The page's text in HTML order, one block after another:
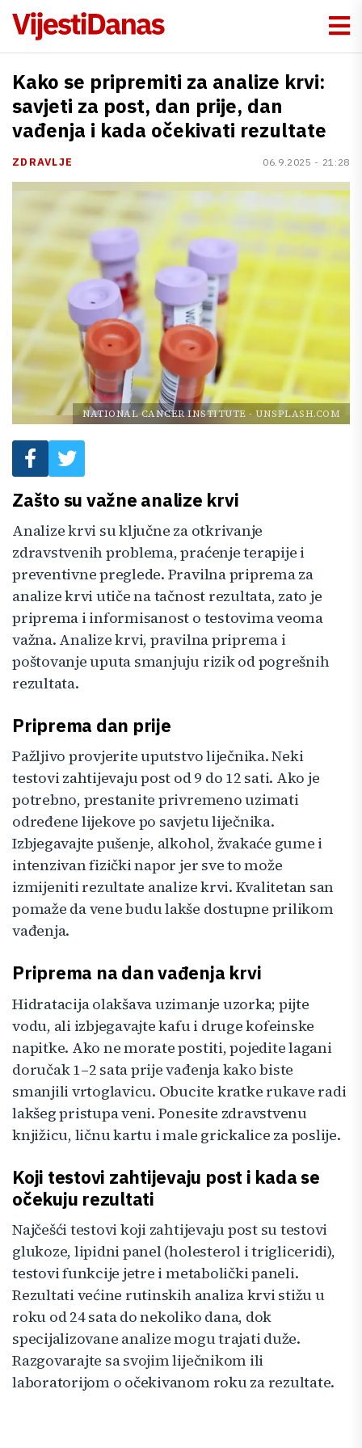
Kako se pripremiti za analize krvi:
savjeti za post, dan prije, dan
vađenja i kada očekivati rezultate
ZDRAVLJE 06.9.2025 - 21:28
NATIONAL CANCER INSTITUTE-UNSPLASH.COM
Zašto su važne analize krvi
Analize krvi su ključne za otkrivanje
zdravstvenih problema, praćenje terapije i
preventivne preglede. Pravilna priprema za
analize krvi utiče na tačnost rezultata, zato je
priprema i informisanost o testovima veoma
važna. Analize krvi, pravilna priprema i
poštovanje uputa smanjuju rizik od pogrešnih
rezultata.
Priprema dan prije
Pažljivo provjerite uputstvo liječnika. Neki
testovi zahtijevaju post od 9 do 12 sati. Ako je
potrebno, prestanite privremeno uzimati
određene lijekove po savjetu liječnika.
Izbjegavajte pušenje, alkohol, žvakaće gume i
intenzivan fizički napor jer sve to može
izmijeniti rezultate analize krvi. Kvalitetan san
pomaže da vene budu lakše dostupne prilikom
vađenja.
Priprema na dan vađenja krvi
Hidratacija olakšava uzimanje uzorka; pijte
vodu, ali izbjegavajte kafu i druge kofeinske
napitke. Ako ne morate postiti, pojedite lagani
doručak 1–2 sata prije vađenja kako biste
smanjili vrtoglavicu. Obucite kratke rukave radi
lakšeg pristupa veni. Ponesite zdravstvenu
knjižicu, ličnu kartu i male grickalice za poslije.
Koji testovi zahtijevaju post i kada se
očekuju rezultati
Najčešći testovi koji zahtijevaju post su testovi
glukoze, lipidni panel (holesterol i trigliceridi),
testovi funkcije jetre i metabolički paneli.
Rezultati većine rutinskih analiza krvi stižu u
roku od 24 sata do nekoliko dana, dok
specijalizovane analize mogu trajati duže.
Razgovarajte sa svojim liječnikom ili
laboratorijom o očekivanom roku za rezultate.